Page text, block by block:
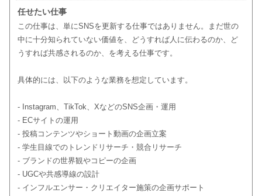
任せたい仕事
この仕事は、単にSNSを更新する仕事ではありません。まだ世の
中に十分知られていない価値を、どうすれば人に伝わるのか、ど
うすれば共感されるのか、を考える仕事です。
具体的には、以下のような業務を想定しています。
- Instagram、TikTok、XなどのSNS企画・運用
- ECサイトの運用
- 投稿コンテンツやショート動画の企画立案
- 学生目線でのトレンドリサーチ・競合リサーチ
- ブランドの世界観やコピーの企画
- UGCや共感導線の設計
- インフルエンサー・クリエイター施策の企画サポート